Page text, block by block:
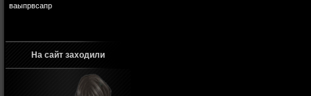
ваыпрвсапр
На сайт заходили